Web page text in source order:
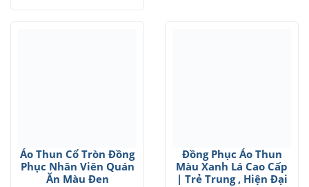
Áo Thun Cổ Tròn Đồng
Phục Nhân Viên Quán
Ăn Màu Đen
Đồng Phục Áo Thun
Màu Xanh Lá Cao Cấp
| Trẻ Trung , Hiện Đại